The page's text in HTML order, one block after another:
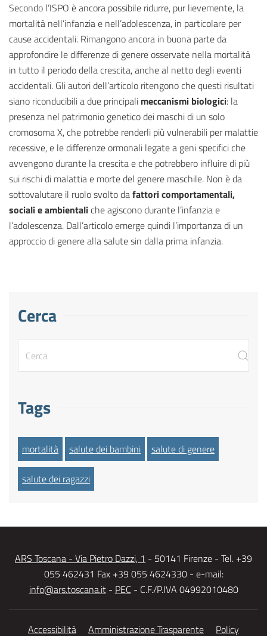
Secondo l’ISPO è ancora possibile ridurre, pur lievemente, la
mortalità nell’infanzia e nell’adolescenza, in particolare per
cause accidentali. Rimangono ancora in buona parte da
approfondire le differenze di genere osservate nella mortalità
in tutto il periodo della crescita, anche al netto degli eventi
accidentali. Gli autori dell’articolo ritengono che questi risultati
siano riconducibili a due principali meccanismi biologici: la
presenza nel patrimonio genetico dei maschi di un solo
cromosoma X, che potrebbe renderli più vulnerabili per malattie
recessive, e le differenze ormonali legate a geni specifici che
avvengono durante la crescita e che potrebbero influire di più
sui rischi di malattia e morte del genere maschile. Non è da
sottovalutare il ruolo svolto dafattori comportamentali,
sociali e ambientaliche agiscono durante l’infanzia e
l’adolescenza. Dall’articolo emerge quindi l’importanza di un
approccio di genere alla salute sin dalla prima infanzia.
Cerca
Tags
mortalità salute dei bambini salute di genere
salute dei ragazzi
ARS Toscana - Via Pietro Dazzi, 1 - 50141 Firenze - Tel. +39
055 462431 Fax +39 055 4624330 - e-mail:
info@ars.toscana.it- PEC - C.F./P.IVA 04992010480
Accessibilità Amministrazione Trasparente Policy